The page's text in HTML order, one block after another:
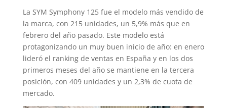
La SYM Symphony 125 fue el modelo más vendido de
la marca, con 215 unidades, un 5,9% más que en
febrero del año pasado. Este modelo está
protagonizando un muy buen inicio de año: en enero
lideró el ranking de ventas en España y en los dos
primeros meses del año se mantiene en la tercera
posición, con 409 unidades y un 2,3% de cuota de
mercado.